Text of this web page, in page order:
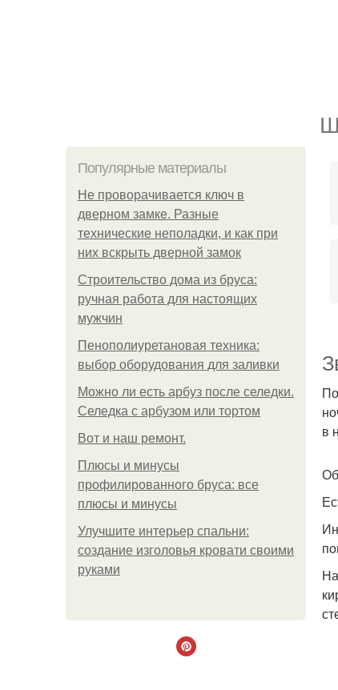
Популярные материалы
Не проворачивается ключ в
дверном замке. Разные
технические неполадки, и как при
них вскрыть дверной замок
Строительство дома из бруса:
ручная работа для настоящих
мужчин
Пенополиуретановая техника:
выбор оборудования для заливки
Можно ли есть арбуз после селедки.
Селедка с арбузом или тортом
Boт и наш ремoнт.
Плюсы и минусы
профилированного бруса: все
плюсы и минусы
Улучшите интерьер спальни:
создание изголовья кровати своими
руками
в